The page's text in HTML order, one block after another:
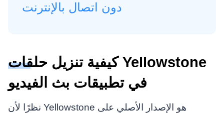
دون اتصال بالإنترنت
كيفية تنزيل حلقات Yellowstone
في تطبيقات بث الفيديو
نظرًا لأن Yellowstone هو الإصدار الأصلي على